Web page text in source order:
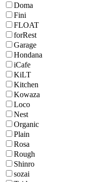
Doma
Fini
FLOAT
forRest
Garage
Hondana
iCafe
KiLT
Kitchen
Kowaza
Loco
Nest
Organic
Plain
Rosa
Rough
Shinro
sozai